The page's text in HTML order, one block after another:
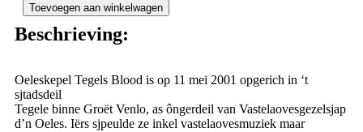
Toevoegen aan winkelwagen
Beschrieving:
Oeleskepel Tegels Blood is op 11 mei 2001 opgerich in ‘t
sjtadsdeil
Tegele binne Groët Venlo, as ôngerdeil van Vastelaovesgezelsjap
d’n Oeles. Iërs sjpeulde ze inkel vastelaovesmuziek maar